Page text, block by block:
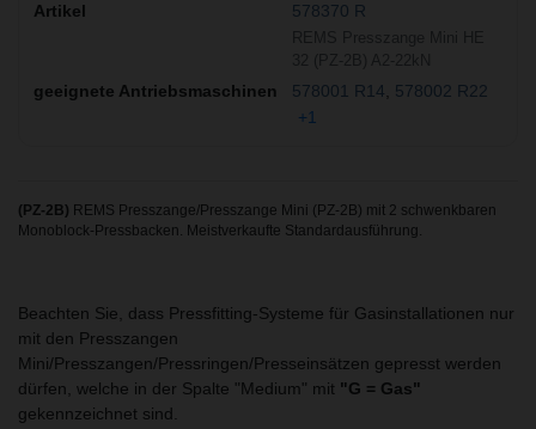
578370 R
578001 R14
578002 R22
+1
(PZ-2B) REMS Presszange/Presszange Mini (PZ-2B) mit 2 schwenkbaren
Monoblock-Pressbacken. Meistverkaufte Standardausführung.
Beachten Sie, dass Pressfitting-Systeme für Gasinstallationen nur
mit den Presszangen
Mini/Presszangen/Pressringen/Presseinsätzen gepresst werden
dürfen, welche in der Spalte "Medium" mit "G = Gas"
gekennzeichnet sind.